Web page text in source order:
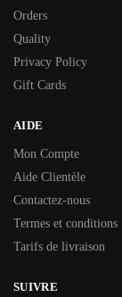
Orders
Quality
Privacy Policy
Gift Cards
AIDE
Mon Compte
Aide Clientèle
Contactez-nous
Termes et conditions
Tarifs de livraison
SUIVRE